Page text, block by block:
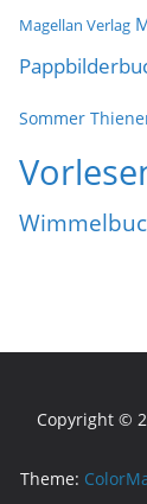
Magellan Verlag
Sommer
Copyright ©
Theme: